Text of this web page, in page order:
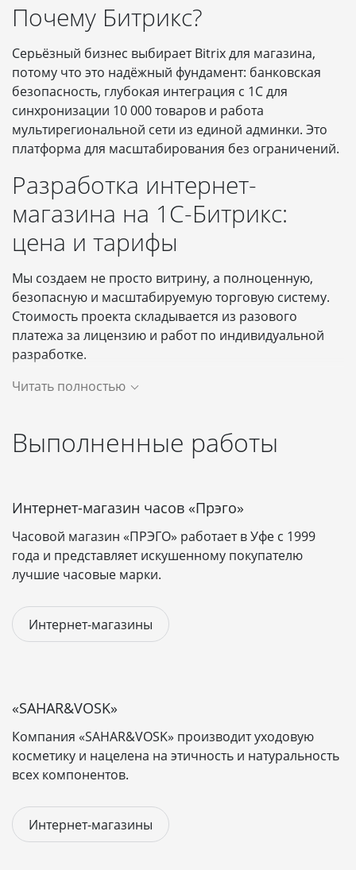
Почему Битрикс?
Серьёзный бизнес выбирает Bitrix для магазина,
потому что это надёжный фундамент: банковская
безопасность, глубокая интеграция с 1С для
синхронизации 10 000 товаров и работа
мультирегиональной сети из единой админки. Это
платформа для масштабирования без ограничений.
Разработка интернет-
магазина на 1С-Битрикс:
цена и тарифы
Мы создаем не просто витрину, а полноценную,
безопасную и масштабируемую торговую систему.
Стоимость проекта складывается из разового
платежа за лицензию и работ по индивидуальной
разработке.
МАЛЫЙ БИЗНЕС
минимальным
бюджетом
Идеально для
Начинающих
предпринимателей,
микро-бизнеса,
магазинов до 200
товаров, пробного
магазинов
товаров,
Примерный
Лицензия 1С-
Битрикс
— для базового
интернет-магазина.
разово) —
интеграция
Дизайн и
адаптивный
шаблон с
Читать полностью
Выполненные работы
Интернет-магазин часов «Прэго»
Часовой магазин «ПРЭГО» работает в Уфе с 1999
года и представляет искушенному покупателю
лучшие часовые марки.
Интернет-магазины
«SAHAR&VOSK»
Компания «SAHAR&VOSK» производит уходовую
косметику и нацелена на этичность и натуральность
всех компонентов.
Интернет-магазины